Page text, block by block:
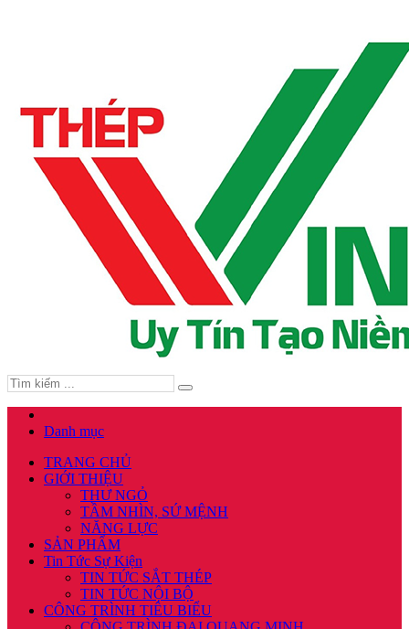
Danh mục
TRANG CHỦ
GIỚI THIỆU
THƯ NGỎ
TẦM NHÌN, SỨ MỆNH
NĂNG LỰC
SẢN PHẨM
Tin Tức Sự Kiện
TIN TỨC SẮT THÉP
TIN TỨC NỘI BỘ
CÔNG TRÌNH TIÊU BIỂU